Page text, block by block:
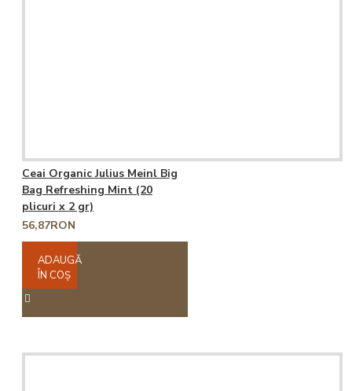
Ceai Organic Julius Meinl Big
Bag Refreshing Mint (20
plicuri x 2 gr)
56,87RON
ADAUGĂ
ÎN COŞ